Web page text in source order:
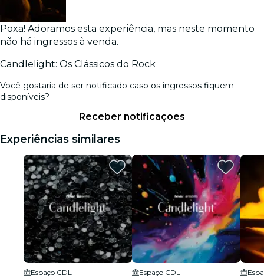
Poxa! Adoramos esta experiência, mas neste momento
não há ingressos à venda.
Candlelight: Os Clássicos do Rock
Você gostaria de ser notificado caso os ingressos fiquem
disponíveis?
Receber notificações
Experiências similares
Espaço CDL
Espaço CDL